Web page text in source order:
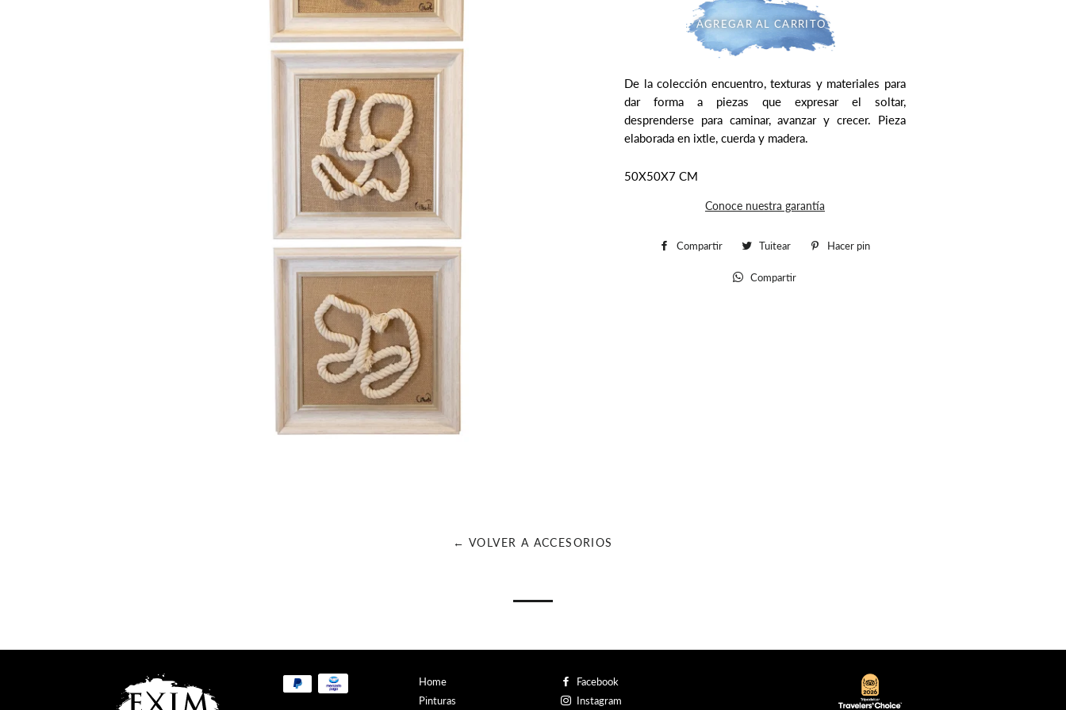
AGREGAR AL CARRITO
De la colección encuentro, texturas y materiales para
dar forma a piezas que expresar el soltar,
desprenderse para caminar, avanzar y crecer. Pieza
elaborada en ixtle, cuerda y madera.
50X50X7 CM
Conoce nuestra garantía
Compartir
Compartir
en
Tuitear
TuitearHacer pin
Compartir
← VOLVER A ACCESORIOS
Métodos
de
Home
Pinturas
Facebook
Instagram